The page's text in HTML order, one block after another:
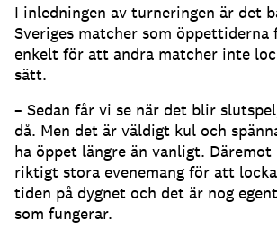
I inledningen av turneringen är det
Sveriges matcher som öppettiderna
enkelt för att andra matcher inte
sätt.
– Sedan får vi se när det blir
då. Men det är väldigt kul och
ha öppet längre än vanligt. Däremot
riktigt stora evenemang för att
tiden på dygnet och det är nog
som fungerar.